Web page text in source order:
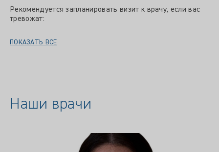
Рекомендуется запланировать визит к врачу, если вас
тревожат:
ПОКАЗАТЬ ВСЕ
Наши врачи